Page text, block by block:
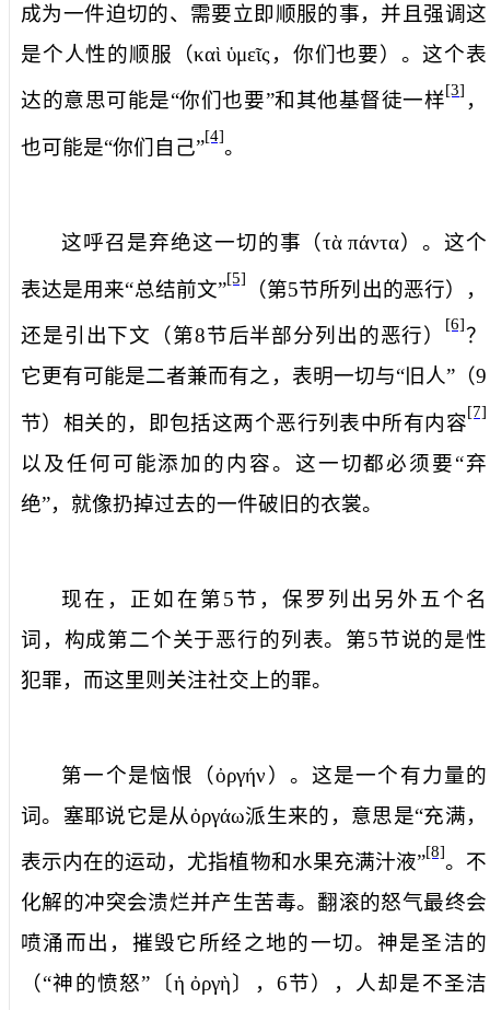
成为一件迫切的、需要立即顺服的事，并且强调这
是个人性的顺服（καὶ ὑμεῖς ， 你们也要）。这个表
达的意思可能是“你们也要”和其他基督徒一样[3] ，
也可能是“你们自己”[4]。
这呼召是弃绝这一切的事 （τὰ πάντα）。这个
表达是用来“总结前文”[5] （第5节所列出的恶行），
还是引出下文（第8节后半部分列出的恶行） [6]？
它更有可能是二者兼而有之，表明一切与“旧人”（9
节）相关的，即包括这两个恶行列表中所有内容[7]
以及任何可能添加的内容。这一切都必须要“弃
绝”，就像扔掉过去的一件破旧的衣裳。
现在，正如在第5节，保罗列出另外五个名
词，构成第二个关于恶行的列表。第5节说的是性
犯罪，而这里则关注社交上的罪。
第一个是恼恨 （ὀργήν）。这是一个有力量的
词。塞耶说它是从ὀργάω派生来的，意思是“充满，
表示内在的运动，尤指植物和水果充满汁液”[8]。不
化解的冲突会溃烂并产生苦毒。翻滚的怒气最终会
喷涌而出，摧毁它所经之地的一切。神是圣洁的
（“神的愤怒”〔ἡ ὀργὴ〕， 6节），人却是不圣洁